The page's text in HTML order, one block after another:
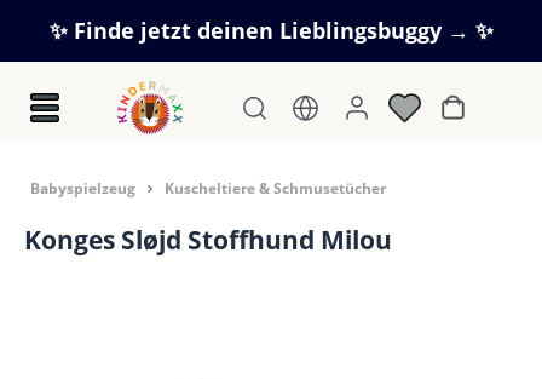
Zum Hauptinhalt springen
✨ Finde jetzt deinen Lieblingsbuggy → ✨
Babyspielzeug Kuscheltiere & Schmusetücher
Konges Sløjd Stoffhund Milou